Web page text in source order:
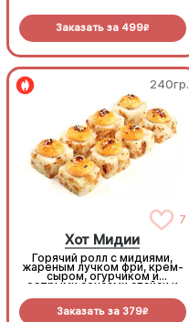
Заказать за 499R
240гр.
7
Хот Мидии
Горячий ролл с мидиями,
жареным лучком фри, крем-
сыром, огурчиком и
острыми соусами спайси и
Заказать за 379R